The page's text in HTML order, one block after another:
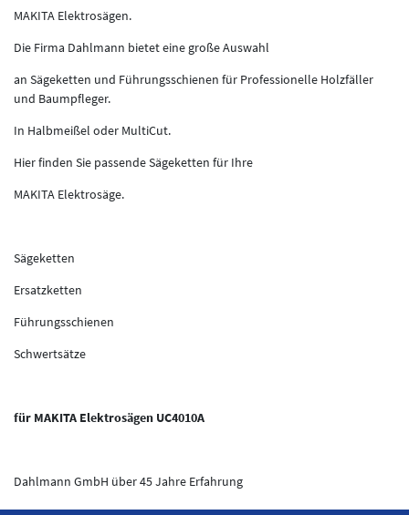
MAKITA Elektrosägen.
Die Firma Dahlmann bietet eine große Auswahl
an Sägeketten und Führungsschienen für Professionelle Holzfäller
und Baumpfleger.
In Halbmeißel oder MultiCut.
Hier finden Sie passende Sägeketten für Ihre
MAKITA Elektrosäge.
Sägeketten
Ersatzketten
Führungsschienen
Schwertsätze
für MAKITA Elektrosägen UC4010A
Dahlmann GmbH über 45 Jahre Erfahrung